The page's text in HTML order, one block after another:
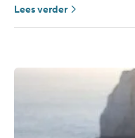
Lees verder